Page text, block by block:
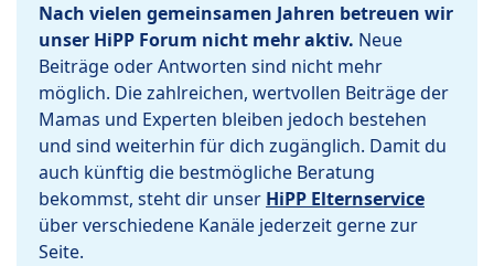
Nach vielen gemeinsamen Jahren betreuen wir
unser HiPP Forum nicht mehr aktiv. Neue
Beiträge oder Antworten sind nicht mehr
möglich. Die zahlreichen, wertvollen Beiträge der
Mamas und Experten bleiben jedoch bestehen
und sind weiterhin für dich zugänglich. Damit du
auch künftig die bestmögliche Beratung
bekommst, steht dir unser HiPP Elternservice
über verschiedene Kanäle jederzeit gerne zur
Seite.